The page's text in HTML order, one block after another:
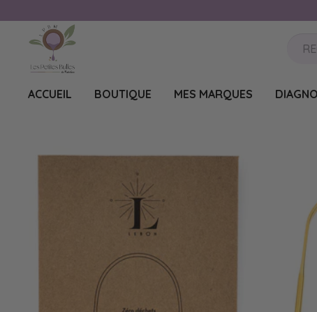
ACCUEIL BOUTIQUE MES MARQUES